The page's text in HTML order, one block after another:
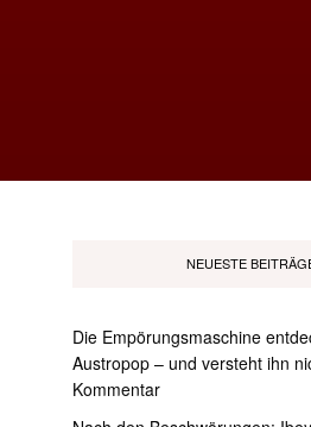
NEUESTE
Die Empörungsmaschine
Austropop – und versteht ihn
Kommentar